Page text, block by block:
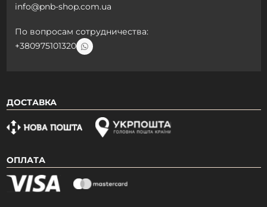
ДОСТАВКА
ОПЛАТА
info@pnb-shop.com.ua
По вопросам сотрудничества:
+380975101320
Зарегистрируйся и получи
автоматическую скидку 15% на первый
заказ